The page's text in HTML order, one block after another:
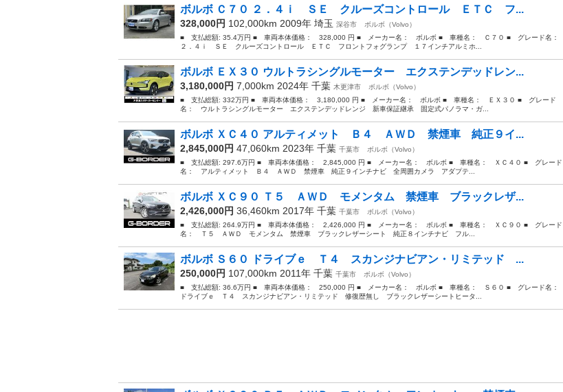
ボルボ Ｃ７０ ２．４ｉ ＳＥ クルーズコントロール ＥＴＣ フ...
328,000円 102,000km 2009年 埼玉 深谷市
ボルボ（Volvo）
■ 支払総額: 35.4万円 ■ 車両本体価格： 328,000 円 ■ メーカー名： ボルボ ■ 車種名： Ｃ７０ ■ グレード名：
２．４ｉ ＳＥ クルーズコントロール ＥＴＣ フロントフォグランプ １７インチアルミホ...
ボルボ ＥＸ３０ ウルトラシングルモーター エクステンデッドレン...
3,180,000円 7,000km 2024年 千葉 木更津市
ボルボ（Volvo）
■ 支払総額: 332万円 ■ 車両本体価格： 3,180,000 円 ■ メーカー名： ボルボ ■ 車種名： ＥＸ３０ ■ グレード
名： ウルトラシングルモーター エクステンデッドレンジ 新車保証継承 固定式パノラマ・ガ...
ボルボ ＸＣ４０ アルティメット Ｂ４ ＡＷＤ 禁煙車 純正９イ...
2,845,000円 47,060km 2023年 千葉 千葉市
ボルボ（Volvo）
■ 支払総額: 297.6万円 ■ 車両本体価格： 2,845,000 円 ■ メーカー名： ボルボ ■ 車種名： ＸＣ４０ ■ グレード
名： アルティメット Ｂ４ ＡＷＤ 禁煙車 純正９インチナビ 全周囲カメラ アダプテ...
ボルボ ＸＣ９０ Ｔ５ ＡＷＤ モメンタム 禁煙車 ブラックレザ...
2,426,000円 36,460km 2017年 千葉 千葉市
ボルボ（Volvo）
■ 支払総額: 264.9万円 ■ 車両本体価格： 2,426,000 円 ■ メーカー名： ボルボ ■ 車種名： ＸＣ９０ ■ グレード
名： Ｔ５ ＡＷＤ モメンタム 禁煙車 ブラックレザーシート 純正８インチナビ フル...
ボルボ Ｓ６０ ドライブｅ Ｔ４ スカンジナビアン・リミテッド ...
250,000円 107,000km 2011年 千葉 千葉市
ボルボ（Volvo）
■ 支払総額: 36.6万円 ■ 車両本体価格： 250,000 円 ■ メーカー名： ボルボ ■ 車種名： Ｓ６０ ■ グレード名：
ドライブｅ Ｔ４ スカンジナビアン・リミテッド 修復歴無し ブラックレザーシートヒータ...